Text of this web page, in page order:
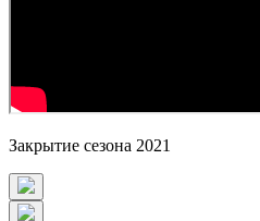
Закрытие сезона 2021